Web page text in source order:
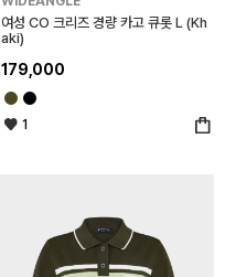
여성 CO 크리즈 경량 카고 큐롯 L (Kh
aki)
179,000
1